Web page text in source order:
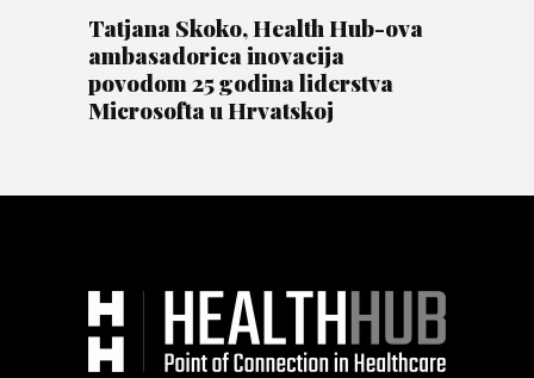
Tatjana Skoko, Health Hub-ova
ambasadorica inovacija
povodom 25 godina liderstva
Microsofta u Hrvatskoj